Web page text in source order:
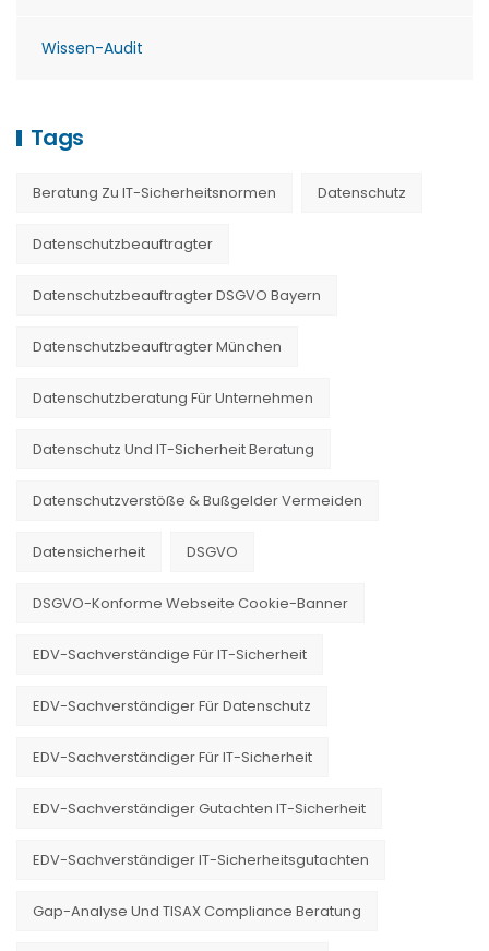
Wissen-Audit
Tags
Beratung Zu IT-Sicherheitsnormen Datenschutz
Datenschutzbeauftragter
Datenschutzbeauftragter DSGVO Bayern
Datenschutzbeauftragter München
Datenschutzberatung Für Unternehmen
Datenschutz Und IT-Sicherheit Beratung
Datenschutzverstöße & Bußgelder Vermeiden
Datensicherheit DSGVO
DSGVO-Konforme Webseite Cookie-Banner
EDV-Sachverständige Für IT-Sicherheit
EDV-Sachverständiger Für Datenschutz
EDV-Sachverständiger Für IT-Sicherheit
EDV-Sachverständiger Gutachten IT-Sicherheit
EDV-Sachverständiger IT-Sicherheitsgutachten
Gap-Analyse Und TISAX Compliance Beratung